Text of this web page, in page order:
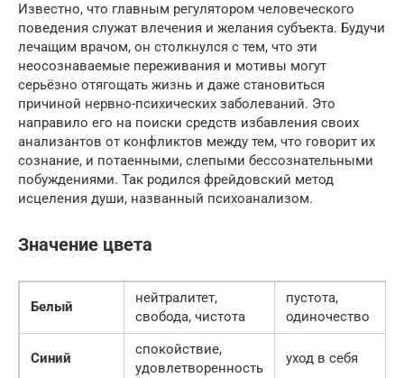
Известно, что главным регулятором человеческого
поведения служат влечения и желания субъекта. Будучи
лечащим врачом, он столкнулся с тем, что эти
неосознаваемые переживания и мотивы могут
серьёзно отягощать жизнь и даже становиться
причиной нервно-психических заболеваний. Это
направило его на поиски средств избавления своих
анализантов от конфликтов между тем, что говорит их
сознание, и потаенными, слепыми бессознательными
побуждениями. Так родился фрейдовский метод
исцеления души, названный психоанализом.
Значение цвета
Белый
нейтралитет,
свобода, чистота
пустота,
одиночество
Синий
спокойствие,
удовлетворенность
уход в себя